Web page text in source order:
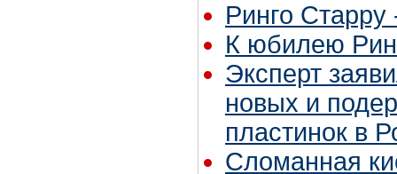
Ринго Старру
К юбилею
Эксперт
новых и
пластинок в
Сломанная